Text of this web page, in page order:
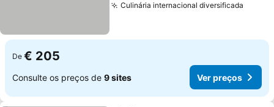
Culinária internacional diversificada
De € 205
Consulte os preços de 9 sites Ver preços